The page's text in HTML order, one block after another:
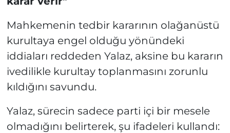
Mahkemenin tedbir kararının olağanüstü
kurultaya engel olduğu yönündeki
iddiaları reddeden Yalaz, aksine bu kararın
ivedilikle kurultay toplanmasını zorunlu
kıldığını savundu.
Yalaz, sürecin sadece parti içi bir mesele
olmadığını belirterek, şu ifadeleri kullandı: